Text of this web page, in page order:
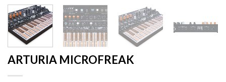
ARTURIA MICROFREAK